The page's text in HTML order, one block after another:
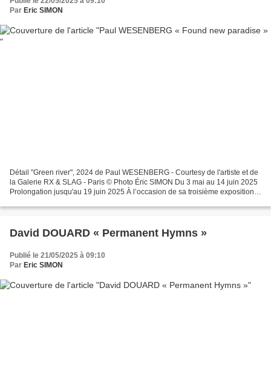
Par Eric SIMON
Détail "Green river", 2024 de Paul WESENBERG - Courtesy de l'artiste et de
la Galerie RX & SLAG - Paris © Photo Éric SIMON Du 3 mai au 14 juin 2025
Prolongation jusqu'au 19 juin 2025 À l’occasion de sa troisième exposition
David DOUARD « Permanent Hymns »
Publié le 21/05/2025 à 09:10
Par Eric SIMON